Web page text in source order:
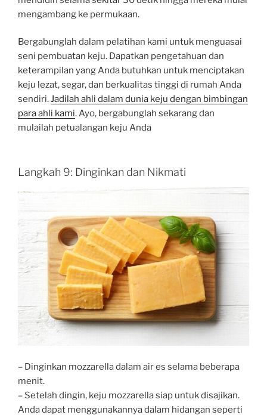
mengambang ke permukaan.
Bergabunglah dalam pelatihan kami untuk menguasai
seni pembuatan keju. Dapatkan pengetahuan dan
keterampilan yang Anda butuhkan untuk menciptakan
keju lezat, segar, dan berkualitas tinggi di rumah Anda
sendiri.Jadilah ahli dalam dunia keju dengan bimbingan
para ahli kami. Ayo, bergabunglah sekarang dan
mulailah petualangan keju Anda
Langkah 9: Dinginkan dan Nikmati
– Dinginkan mozzarella dalam air es selama beberapa
menit.
– Setelah dingin, keju mozzarella siap untuk disajikan.
Anda dapat menggunakannya dalam hidangan seperti